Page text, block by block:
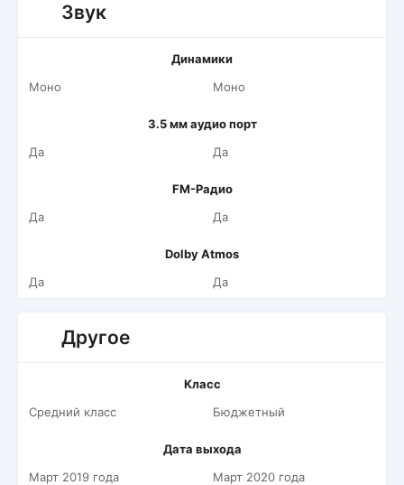
Звук
Динамики
Моно
Моно
3.5 мм аудио порт
Да
Да
FM-Радио
Да
Да
Dolby Atmos
Да
Да
Другое
Класс
Средний класс
Бюджетный
Дата выхода
Март 2019 года
Март 2020 года